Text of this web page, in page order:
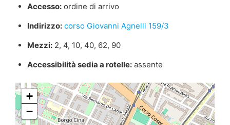
Accesso:ordine di arrivo
Indirizzo: corso Giovanni Agnelli 159/3
Mezzi:2, 4, 10, 40, 62, 90
Accessibilità sedia a rotelle:assente
+
−